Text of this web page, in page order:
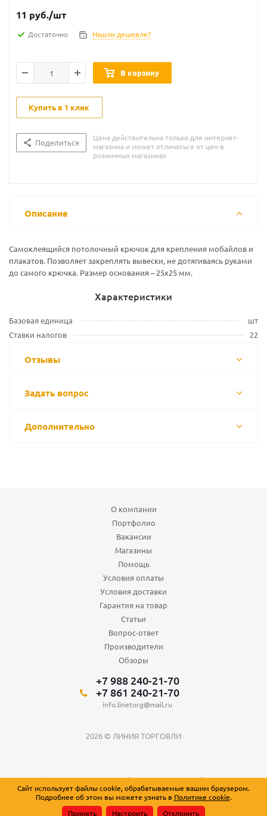
11 руб./шт
Достаточно Нашли дешевле?
В корзину
Купить в 1 клик
Поделиться
Цена действительна только для интернет-
магазина и может отличаться от цен в
розничных магазинах
Описание
Самоклеящийся потолочный крючок для крепления мобайлов и
плакатов. Позволяет закреплять вывески, не дотягиваясь руками
до самого крючка. Размер основания – 25х25 мм.
Характеристики
Базовая единица
шт
Ставки налогов
22
Отзывы
Задать вопрос
Дополнительно
О компании
Портфолио
Вакансии
Магазины
Помощь
Условия оплаты
Условия доставки
Гарантия на товар
Статьи
Вопрос-ответ
Производители
Обзоры
+7 988 240-21-70
+7 861 240-21-70
info.linetorg@mail.ru
2026 © ЛИНИЯ ТОРГОВЛИ
Вся информация о товарах на сайте носит справочный характер и не
является публичной офертой, определяемой положениями Статьи 437
Гражданского кодекса Российской Федерации.
Сайт использует файлы cookie, обрабатываемые вашим браузером.
Подробнее об этом вы можете узнать в Политике cookie.
Принять
Настроить Отклонить